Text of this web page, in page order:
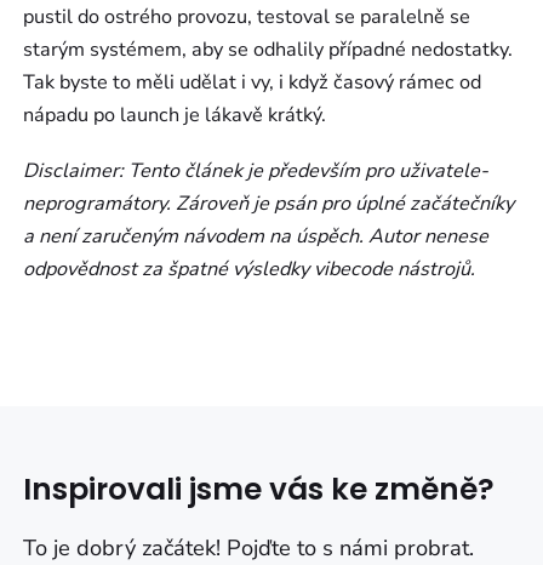
pustil do ostrého provozu, testoval se paralelně se
starým systémem, aby se odhalily případné nedostatky.
Tak byste to měli udělat i vy, i když časový rámec od
nápadu po launch je lákavě krátký.
Disclaimer: Tento článek je především pro uživatele-
neprogramátory. Zároveň je psán pro úplné začátečníky
a není zaručeným návodem na úspěch. Autor nenese
odpovědnost za špatné výsledky vibecode nástrojů.
Inspirovali jsme vás ke změně?
To je dobrý začátek! Pojďte to s námi probrat.